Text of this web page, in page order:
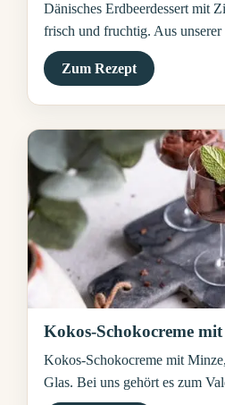
Dänisches Erdbeerdessert mit
frisch und fruchtig. Aus unserer
Zum Rezept
Kokos-Schokocreme
Kokos-Schokocreme mit
Glas. Bei uns gehört es zum